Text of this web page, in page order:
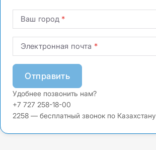
Ваш город
Электронная почта
Отправить
Удобнее позвонить нам?
+7 727 258-18-00
2258 — бесплатный звонок по Казахстану